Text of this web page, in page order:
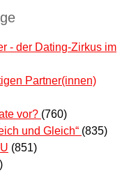
- der Dating-Zirkus im
Partner(innen)
vor? (760)
und Gleich“ (835)
(851)